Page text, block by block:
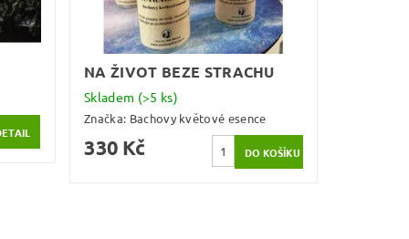
NA ŽIVOT BEZE STRACHU
Skladem (>5 ks)
Značka: Bachovy květové esence
330 Kč